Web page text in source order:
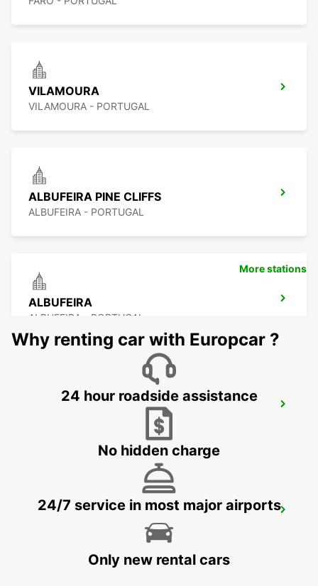
VILAMOURA
VILAMOURA - PORTUGAL
ALBUFEIRA PINE CLIFFS
ALBUFEIRA - PORTUGAL
ALBUFEIRA
ALBUFEIRA - PORTUGAL
PORCHES-LAGOA - PORTUGAL
MONTE GORDO
MONTE GORDO - PORTUGAL
More stations
Why renting car with Europcar ?
24 hour roadside assistance
No hidden charge
24/7 service in most major airports
Only new rental cars